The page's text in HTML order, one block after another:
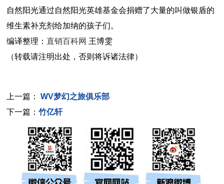
自然阳光通过自然阳光英雄基金会捐赠了大量的叫做银盾的
维生素补充剂给加纳的孩子们。
编译整理：直销百科网 王博雯
（转载请注明出处，否则将诉诸法律）
上一篇：
WV梦幻之旅俱乐部
下一篇：竹亿轩